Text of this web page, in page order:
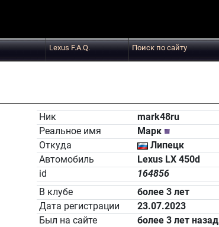
Lexus F.A.Q. Поиск по сайту
Ник
mark48ru
Реальное имя
Марк
Откуда
Липецк
Автомобиль
Lexus LX 450d
id
164856
В клубе
более 3 лет
Дата регистрации
23.07.2023
Был на сайте
более 3 лет назад